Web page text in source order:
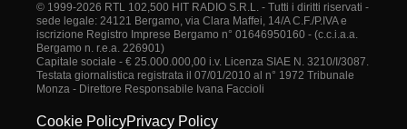
© 1999-2026 RTL 102,500 HIT RADIO S.R.L. - Tutti i diritti riservati -
sede legale: 24121 Bergamo, via Clara Maffei, 14/A C.F./P.IVA e
iscrizione Registro Imprese Bergamo n° 01646950160 - (c.c.i.a.a.
Bergamo n. r.e.a. 226901)
Capitale sociale - € 25.000.000,00 i.v. Licenza SIAE N. 3210/I/3087.
Testata giornalistica registrata il 07/01/2010 al n° 1972 Tribunale
Monza - Direttore Responsabile Ivana Faccioli
Cookie PolicyPrivacy Policy